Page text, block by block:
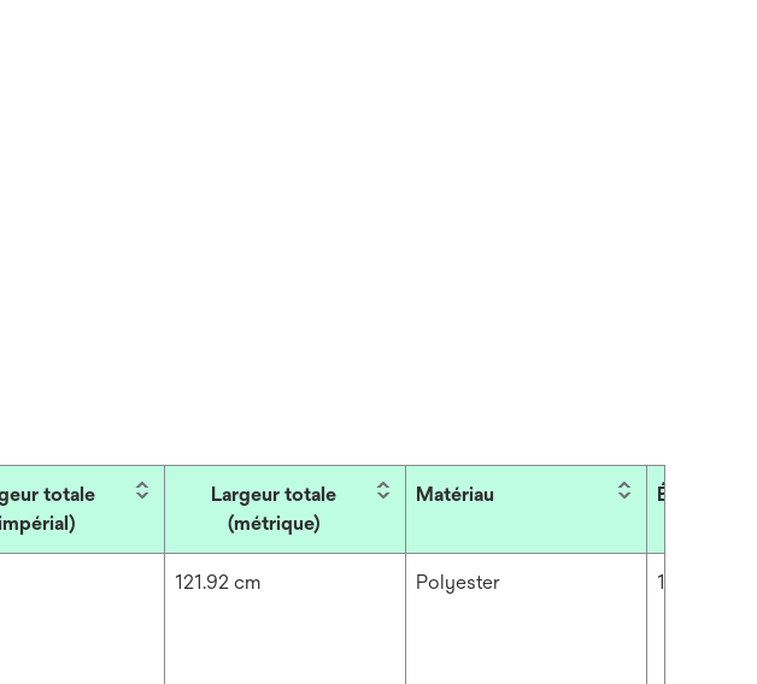
totale
Largeur totale
(métrique)
Matériau Épaisseur
121.92 cm Polyester 14.173 mil